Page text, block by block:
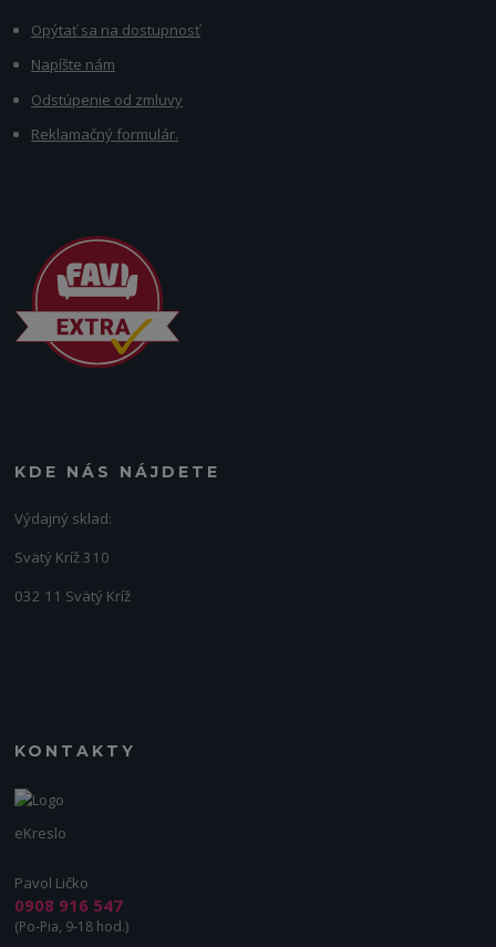
Opýtať sa na dostupnosť
Napíšte nám
Odstúpenie od zmluvy
Reklamačný formulár.
KDE NÁS NÁJDETE
Výdajný sklad:
Svätý Kríž 310
032 11 Svätý Kríž
KONTAKTY
eKreslo
Pavol Ličko
0908 916 547
(Po-Pia, 9-18 hod.)